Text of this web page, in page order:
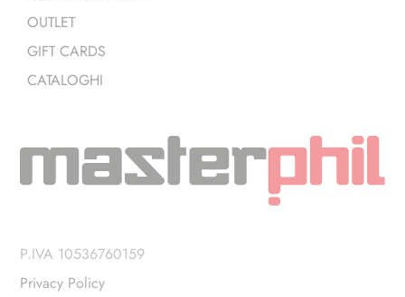
OUTLET
GIFT CARDS
CATALOGHI
P.IVA 10536760159
Privacy Policy